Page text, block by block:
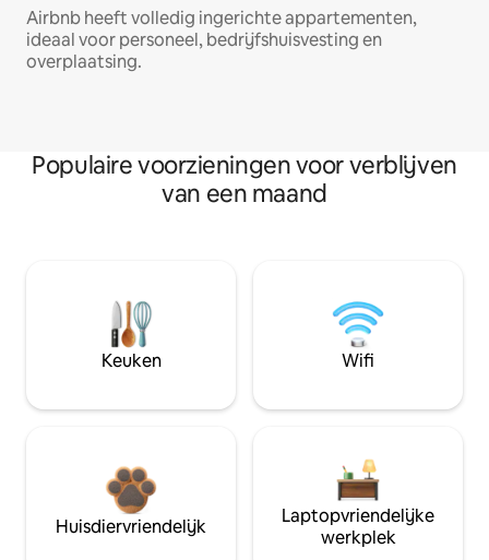
Airbnb heeft volledig ingerichte appartementen,
ideaal voor personeel, bedrijfshuisvesting en
overplaatsing.
Populaire voorzieningen voor verblijven
van een maand
Keuken Wifi
Huisdiervriendelijk
Laptopvriendelijke
werkplek